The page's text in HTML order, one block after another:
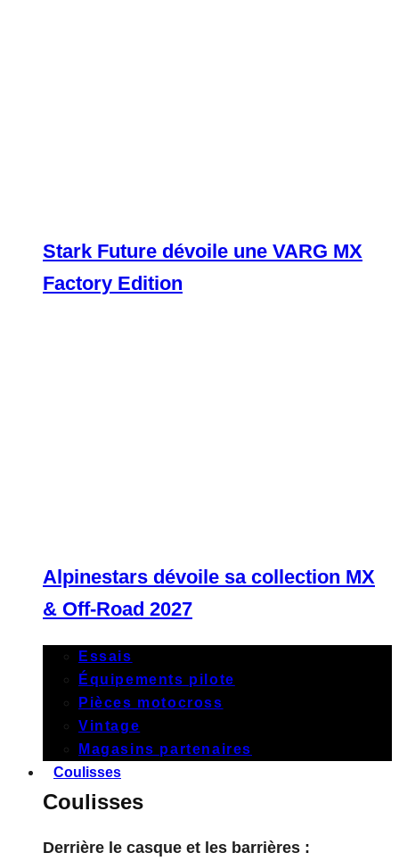
Stark Future dévoile une VARG MX
Factory Edition
Alpinestars dévoile sa collection MX
& Off-Road 2027
Essais
Équipements pilote
Pièces motocross
Vintage
Magasins partenaires
Coulisses
Coulisses
Derrière le casque et les barrières :